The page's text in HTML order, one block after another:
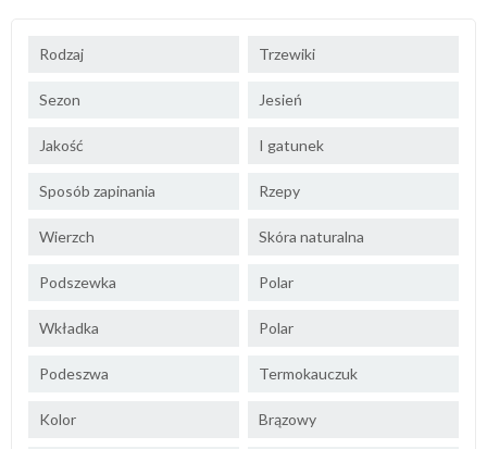
Rodzaj Trzewiki
Sezon Jesień
Jakość I gatunek
Sposób zapinania Rzepy
Wierzch Skóra naturalna
Podszewka Polar
Wkładka Polar
Podeszwa Termokauczuk
Kolor Brązowy